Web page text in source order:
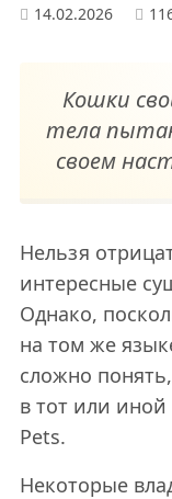
14.02.2026
Кошки
тела
своем
Нельзя
интересные
Однако,
на том же
сложно
в тот или
Pets.
Некоторые